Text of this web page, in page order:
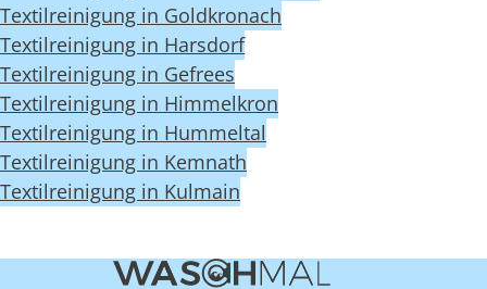
Textilreinigung in Goldkronach
Textilreinigung in Harsdorf
Textilreinigung in Gefrees
Textilreinigung in Himmelkron
Textilreinigung in Hummeltal
Textilreinigung in Kemnath
Textilreinigung in Kulmain